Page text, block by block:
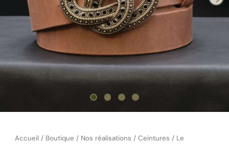
Accueil / Boutique / Nos réalisations /Ceintures / Le